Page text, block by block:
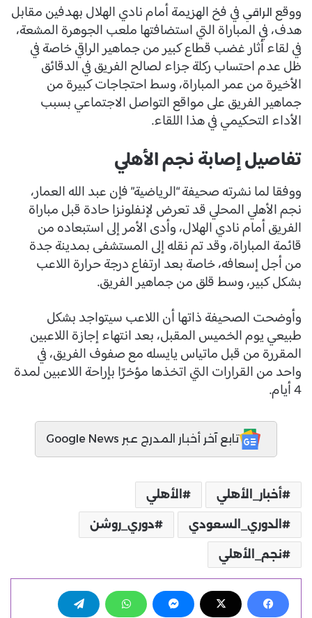
ووقع الراقي في فخ الهزيمة أمام نادي الهلال بهدفين مقابل
هدف، في المباراة التي استضافتها ملعب الجوهرة المشعة،
في لقاء أثار غضب قطاع كبير من جماهير الراقي خاصة في
ظل عدم احتساب ركلة جزاء لصالح الفريق في الدقائق
الأخيرة من عمر المباراة، وسط احتجاجات كبيرة من
جماهير الفريق على مواقع التواصل الاجتماعي بسبب
الأداء التحكيمي في هذا اللقاء.
تفاصيل إصابة نجم الأهلي
ووفقا لما نشرته صحيفة “الرياضية” فإن عبد الله العمار،
نجم الأهلي المحلي قد تعرض لإنفلونزا حادة قبل مباراة
الفريق أمام نادي الهلال، وأدى الأمر إلى استبعاده من
قائمة المباراة، وقد تم نقله إلى المستشفى بمدينة جدة
من أجل إسعافه، خاصة بعد ارتفاع درجة حرارة اللاعب
بشكل كبير، وسط قلق من جماهير الفريق.
وأوضحت الصحيفة ذاتها أن اللاعب سيتواجد بشكل
طبيعي يوم الخميس المقبل، بعد انتهاء إجازة اللاعبين
المقررة من قبل ماتياس يايسله مع صفوف الفريق، في
واحد من القرارات التي اتخذها مؤخرًا بإراحة اللاعبين لمدة
4 أيام.
تابع آخر أخبار المدرج عبر Google News
أخبار_الأهلي الأهلي
الدوري_السعودي دوري_روشن
نجم_الأهلي